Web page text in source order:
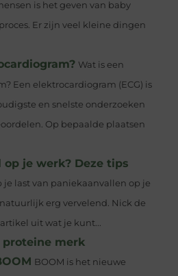
is het geven van baby
Er zijn veel kleine dingen
Wat is een
Een elektrocardiogram (ECG) is
en snelste onderzoeken
Op bepaalde plaatsen
op je werk? Deze tips
je last van paniekaanvallen op je
erg vervelend. Nick de
uit wat je kunt...
proteine merk
BOOM is het nieuwe